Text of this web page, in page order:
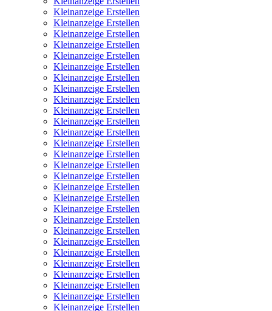
Kleinanzeige Erstellen
Kleinanzeige Erstellen
Kleinanzeige Erstellen
Kleinanzeige Erstellen
Kleinanzeige Erstellen
Kleinanzeige Erstellen
Kleinanzeige Erstellen
Kleinanzeige Erstellen
Kleinanzeige Erstellen
Kleinanzeige Erstellen
Kleinanzeige Erstellen
Kleinanzeige Erstellen
Kleinanzeige Erstellen
Kleinanzeige Erstellen
Kleinanzeige Erstellen
Kleinanzeige Erstellen
Kleinanzeige Erstellen
Kleinanzeige Erstellen
Kleinanzeige Erstellen
Kleinanzeige Erstellen
Kleinanzeige Erstellen
Kleinanzeige Erstellen
Kleinanzeige Erstellen
Kleinanzeige Erstellen
Kleinanzeige Erstellen
Kleinanzeige Erstellen
Kleinanzeige Erstellen
Kleinanzeige Erstellen